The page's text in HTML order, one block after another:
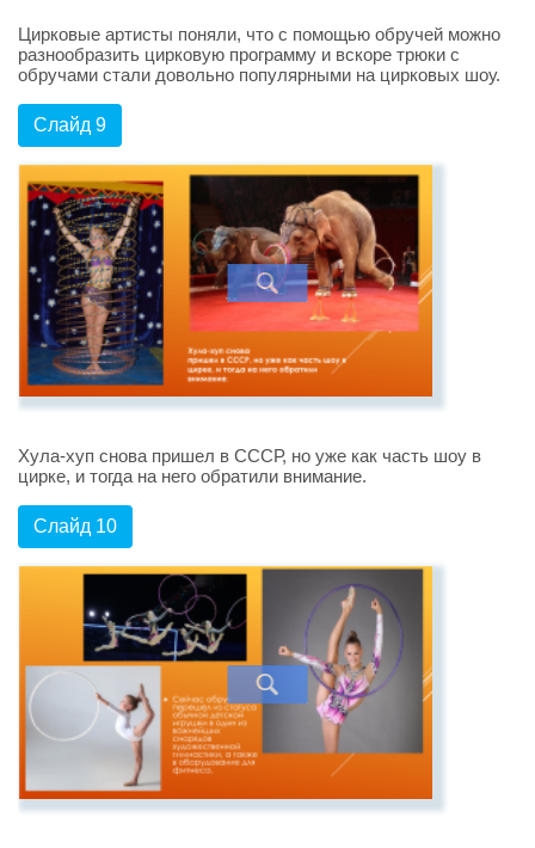
Цирковые артисты поняли, что с помощью обручей можно
разнообразить цирковую программу и вскоре трюки с
обручами стали довольно популярными на цирковых шоу.
Слайд 9
Хула-хуп снова пришел в СССР, но уже как часть шоу в
цирке, и тогда на него обратили внимание.
Слайд 10